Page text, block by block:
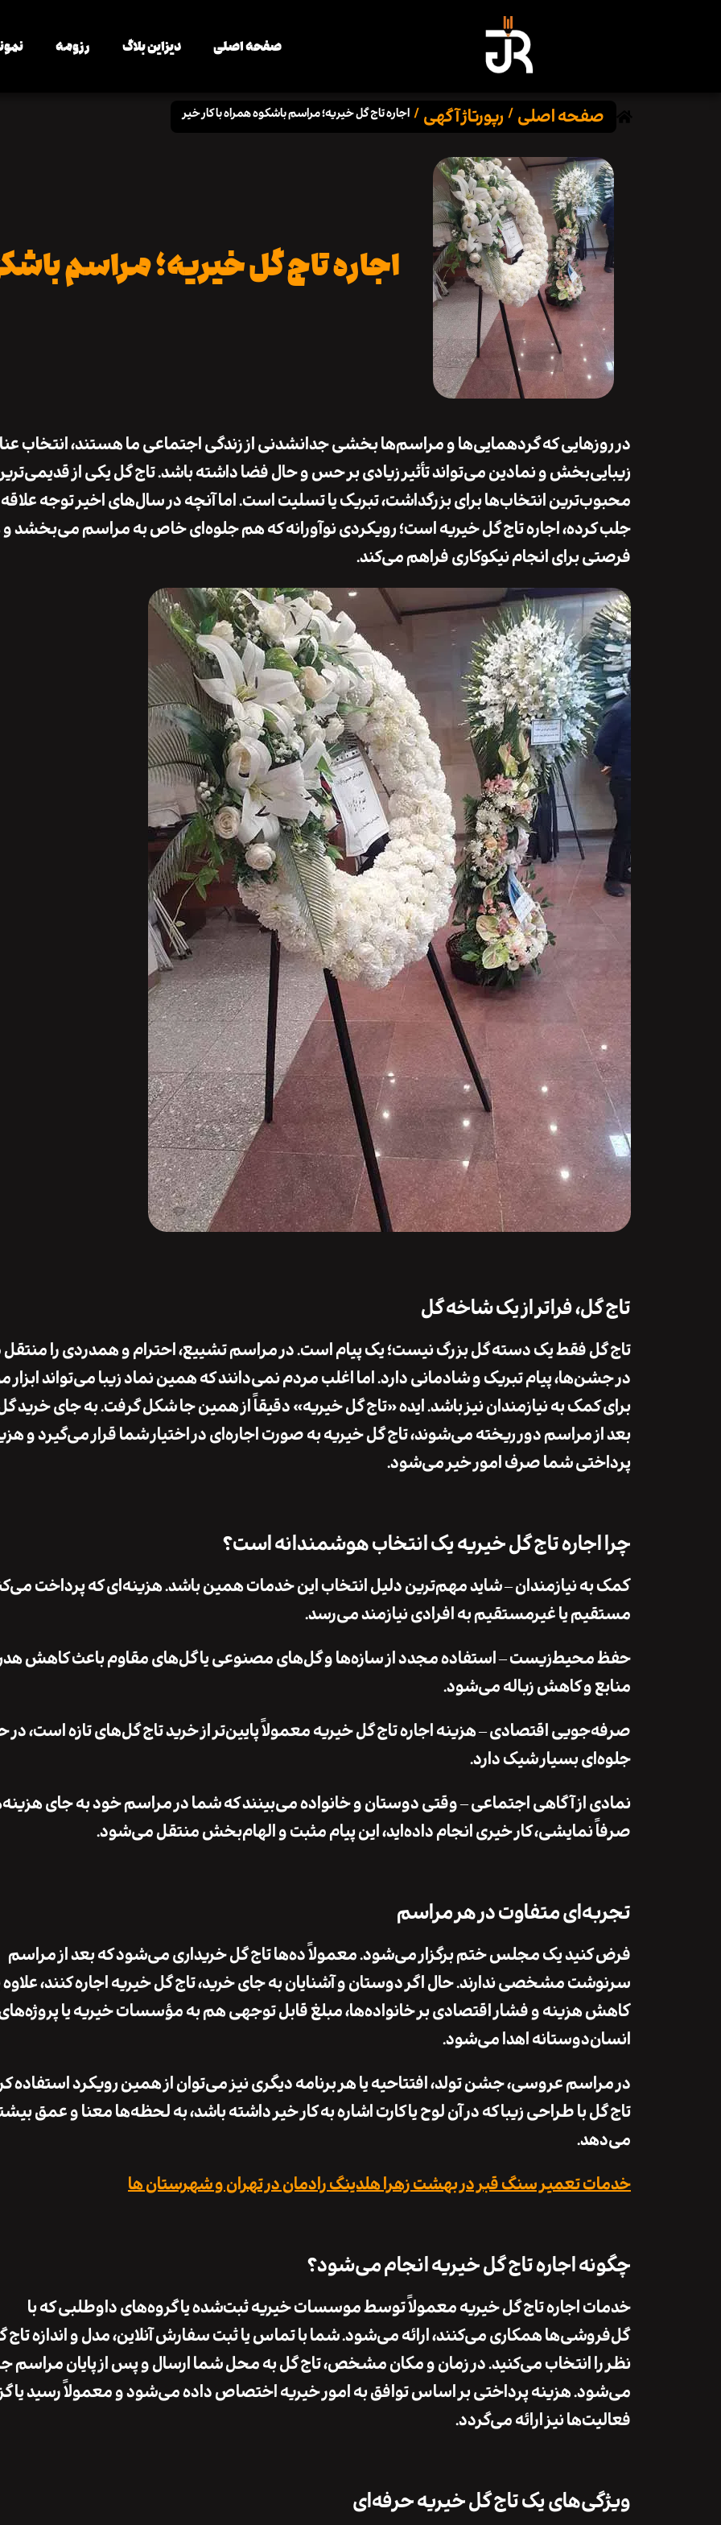
صفحه اصلی دیزاین بلاگ رزومه
صفحه اصلی / رپورتاژ آگهی / اجاره تاج گل خیریه؛ مراسم باشکوه همراه با کار خیر
اجاره تاج گل خیریه؛ مراسم
در روزهایی که گردهمایی‌ها و مراسم‌ها بخشی جدانشدنی از زندگی اجتماعی ما هستند، انتخاب
زیبایی‌بخش و نمادین می‌تواند تأثیر زیادی بر حس و حال فضا داشته باشد. تاج گل یکی از
محبوب‌ترین انتخاب‌ها برای بزرگداشت، تبریک یا تسلیت است. اما آنچه در سال‌های اخیر توجه
جلب کرده، اجاره تاج گل خیریه است؛ رویکردی نوآورانه که هم جلوه‌ای خاص به مراسم می‌بخشد
فرصتی برای انجام نیکوکاری فراهم می‌کند.
تاج گل، فراتر از یک شاخه گل
تاج گل فقط یک دسته گل بزرگ نیست؛ یک پیام است. در مراسم تشییع، احترام و همدردی را
در جشن‌ها، پیام تبریک و شادمانی دارد. اما اغلب مردم نمی‌دانند که همین نماد زیبا می‌تواند ابزار
برای کمک به نیازمندان نیز باشد. ایده «تاج گل خیریه» دقیقاً از همین جا شکل گرفت. به جای خرید
بعد از مراسم دور ریخته می‌شوند، تاج گل خیریه به صورت اجاره‌ای در اختیار شما قرار می‌گیرد و
پرداختی شما صرف امور خیر می‌شود.
چرا اجاره تاج گل خیریه یک انتخاب هوشمندانه است؟
کمک به نیازمندان – شاید مهم‌ترین دلیل انتخاب این خدمات همین باشد. هزینه‌ای که پرداخت
مستقیم یا غیرمستقیم به افرادی نیازمند می‌رسد.
حفظ محیط‌زیست – استفاده مجدد از سازه‌ها و گل‌های مصنوعی یا گل‌های مقاوم باعث کاهش
منابع و کاهش زباله می‌شود.
صرفه‌جویی اقتصادی – هزینه اجاره تاج گل خیریه معمولاً پایین‌تر از خرید تاج گل‌های تازه است، در
جلوه‌ای بسیار شیک دارد.
نمادی از آگاهی اجتماعی – وقتی دوستان و خانواده می‌بینند که شما در مراسم خود به جای
صرفاً نمایشی، کار خیری انجام داده‌اید، این پیام مثبت و الهام‌بخش منتقل می‌شود.
تجربه‌ای متفاوت در هر مراسم
فرض کنید یک مجلس ختم برگزار می‌شود. معمولاً ده‌ها تاج گل خریداری می‌شود که بعد از مراسم
سرنوشت مشخصی ندارند. حال اگر دوستان و آشنایان به جای خرید، تاج گل خیریه اجاره کنند، علاوه
کاهش هزینه و فشار اقتصادی بر خانواده‌ها، مبلغ قابل توجهی هم به مؤسسات خیریه یا
انسان‌دوستانه اهدا می‌شود.
در مراسم عروسی، جشن تولد، افتتاحیه یا هر برنامه دیگری نیز می‌توان از همین رویکرد استفاده
تاج گل با طراحی زیبا که در آن لوح یا کارت اشاره به کار خیر داشته باشد، به لحظه‌ها معنا و عمق
می‌دهد.
خدمات تعمیر سنگ قبر در بهشت زهرا هلدینگ رادمان در تهران و شهرستان ها
چگونه اجاره تاج گل خیریه انجام می‌شود؟
خدمات اجاره تاج گل خیریه معمولاً توسط موسسات خیریه ثبت‌شده یا گروه‌های داوطلبی که با
گل‌فروشی‌ها همکاری می‌کنند، ارائه می‌شود. شما با تماس یا ثبت سفارش آنلاین، مدل و اندازه تاج
نظر را انتخاب می‌کنید. در زمان و مکان مشخص، تاج گل به محل شما ارسال و پس از پایان مراسم
می‌شود. هزینه پرداختی بر اساس توافق به امور خیریه اختصاص داده می‌شود و معمولاً رسید یا
فعالیت‌ها نیز ارائه می‌گردد.
ویژگی‌های یک تاج گل خیریه حرفه‌ای